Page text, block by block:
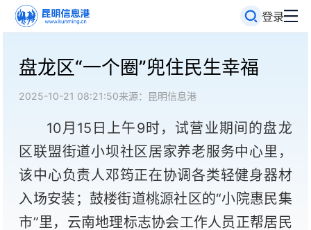
登录
盘龙区“一个圈”兜住民生幸福
2025-10-21 08:21:50来源：昆明信息港
10月15日上午9时，试营业期间的盘龙
区联盟街道小坝社区居家养老服务中心里，
该中心负责人邓筠正在协调各类轻健身器材
入场安装；鼓楼街道桃源社区的“小院惠民集
市”里，云南地理标志协会工作人员正帮居民